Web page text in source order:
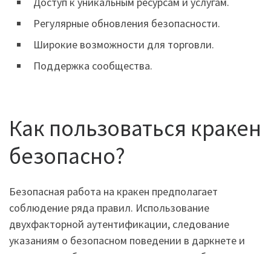
Регулярные обновления безопасности.
Широкие возможности для торговли.
Поддержка сообщества.
Как пользоваться кракен
безопасно?
Безопасная работа на кракен предполагает
соблюдение ряда правил. Использование
двухфакторной аутентификации, следование
указаниям о безопасном поведении в даркнете и